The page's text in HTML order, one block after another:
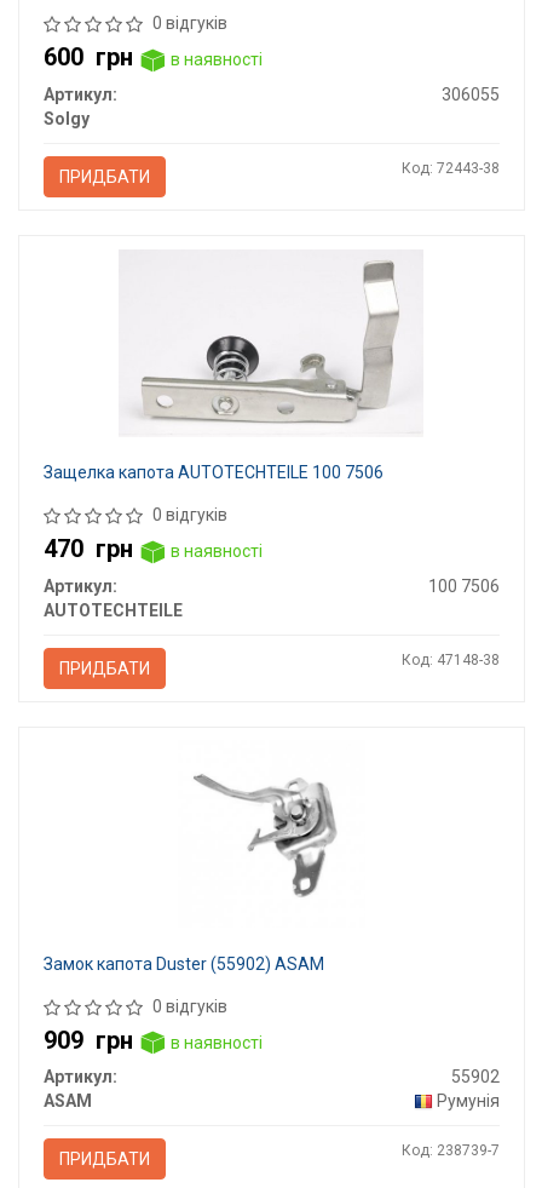
0 відгуків
600 грн
в наявності
Артикул:
306055
Solgy
ПРИДБАТИ Код: 72443-38
Защелка капота AUTOTECHTEILE 100 7506
0 відгуків
470 грн
в наявності
Артикул:
100 7506
AUTOTECHTEILE
ПРИДБАТИ Код: 47148-38
Замок капота Duster (55902) ASAM
0 відгуків
909 грн
в наявності
Артикул:
55902
ASAM
Румунія
ПРИДБАТИ Код: 238739-7